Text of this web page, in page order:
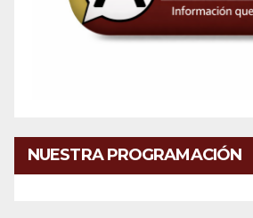
NUESTRA PROGRAMACIÓN